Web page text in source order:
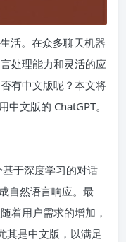
活。在众多聊天机器
处理能力和灵活的应
有中文版呢？本文将
文版的 ChatGPT。
于深度学习的对话
自然语言响应。最
着用户需求的增加，
其是中文版，以满足